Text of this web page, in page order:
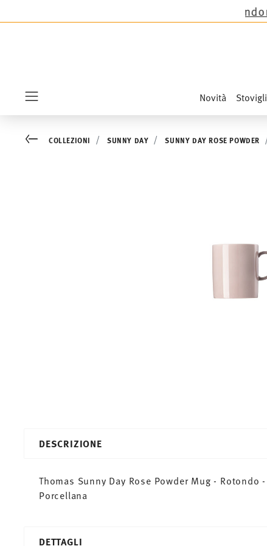
Thomas tranne le novità Sandora, Sensai
Novità
Go backCOLLEZIONI SUNNY DAY SUNNY DAY ROSE POWDER
DESCRIZIONE
Thomas Sunny Day Rose Powder Mug -
Porcellana
DETTAGLI